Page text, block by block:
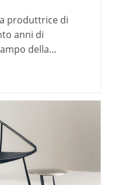
produttrice di
anni di
della…